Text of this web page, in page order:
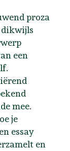
proza
een
mee.
je
essay
en